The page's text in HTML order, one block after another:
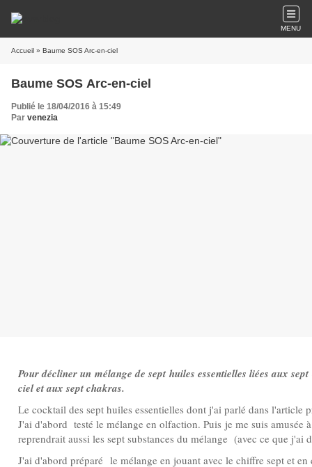
MENU
Accueil » Baume SOS Arc-en-ciel
Baume SOS Arc-en-ciel
Publié le 18/04/2016 à 15:49
Par venezia
Pour décliner un mélange de sept huiles essentielles liées aux
ciel et aux sept chakras.
Le cocktail des sept huiles essentielles dont j'ai parlé dans l'article
J'ai d'abord testé le mélange en olfaction. Puis je me suis amusée
reprendrait aussi les sept substances du mélange (avec ce que j'ai
J'ai d'abord préparé le mélange en jouant avec le chiffre sept et